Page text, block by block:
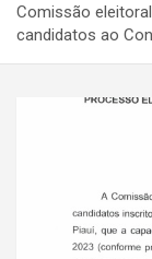
Comissão
candidatos ao